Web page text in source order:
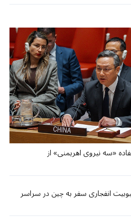
«سه نیروی اهریمنی» از
انفجاری سفر به چین در سراسر